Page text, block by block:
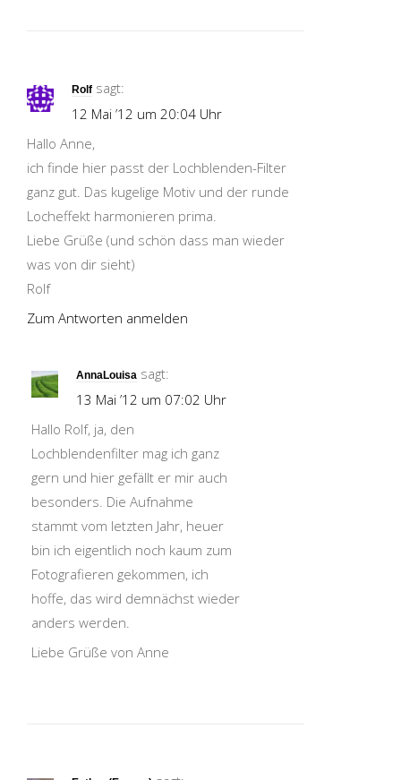
Rolf sagt:
12 Mai ’12 um 20:04 Uhr
Hallo Anne,
ich finde hier passt der Lochblenden-Filter
ganz gut. Das kugelige Motiv und der runde
Locheffekt harmonieren prima.
Liebe Grüße (und schön dass man wieder
was von dir sieht)
Rolf
Zum Antworten anmelden
AnnaLouisa sagt:
13 Mai ’12 um 07:02 Uhr
Hallo Rolf, ja, den
Lochblendenfilter mag ich ganz
gern und hier gefällt er mir auch
besonders. Die Aufnahme
stammt vom letzten Jahr, heuer
bin ich eigentlich noch kaum zum
Fotografieren gekommen, ich
hoffe, das wird demnächst wieder
anders werden.
Liebe Grüße von Anne